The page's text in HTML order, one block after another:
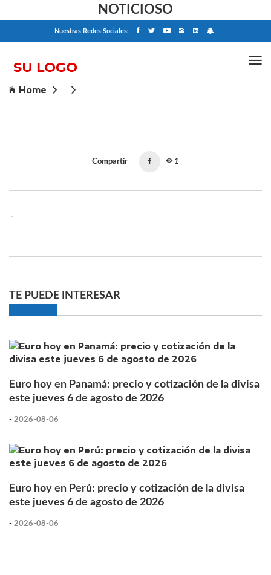
NOTICIOSO
Nuestras Redes Sociales:
Home
Compartir 1
-
TE PUEDE INTERESAR
Euro hoy en Panamá: precio y cotización de la divisa
este jueves 6 de agosto de 2026
- 2026-08-06
Euro hoy en Perú: precio y cotización de la divisa
este jueves 6 de agosto de 2026
- 2026-08-06